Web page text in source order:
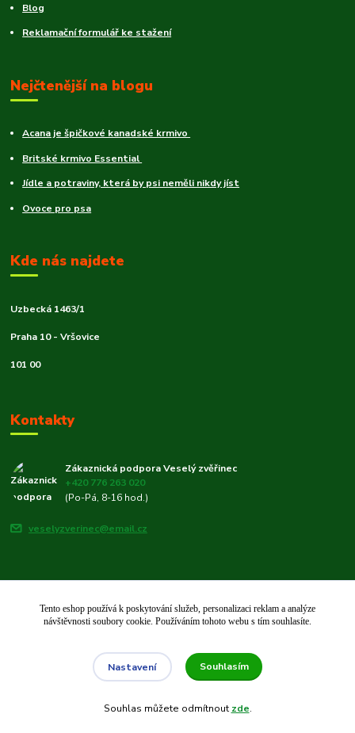
Blog
Reklamační formulář ke stažení
Nejčtenější na blogu
Acana je špičkové kanadské krmivo
Britské krmivo Essential
Jídle a potraviny, která by psi neměli nikdy jíst
Ovoce pro psa
Kde nás najdete
Uzbecká 1463/1
Praha 10 - Vršovice
101 00
Kontakty
Zákaznická podpora Veselý zvěřinec
+420 776 263 020
(Po-Pá, 8-16 hod.)
veselyzverinec@email.cz
© 2019–2026 Veselý zvěřinec 🐾 | Rodinný e-shop pro chovatele od roku
Vytvořeno na
Eshop-rychle.cz
Tento eshop používá k poskytování služeb, personalizaci reklam a analýze
návštěvnosti soubory cookie. Používáním tohoto webu s tím souhlasíte.
Nastavení Souhlasím
Souhlas můžete odmítnout zde.